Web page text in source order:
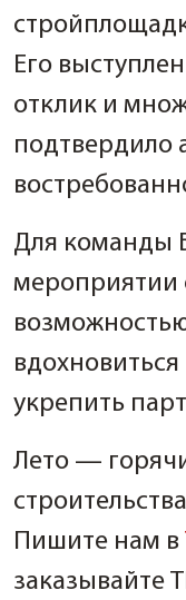
Его
отклик и
подтвердило
Для команды
мероприятии
укрепить
Лето —
Пишите нам в
заказывайте